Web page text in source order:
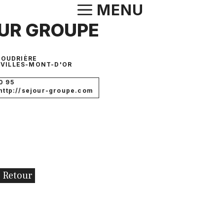
au
contenu
MENU
GROUPE
MONT-D'OR
95
sejour-groupe.com
Retour